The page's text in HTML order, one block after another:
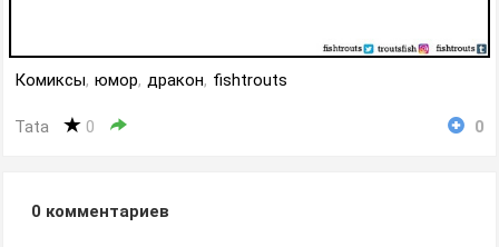
Комиксы, юмор, дракон, fishtrouts
Tata 0 0
0 комментариев